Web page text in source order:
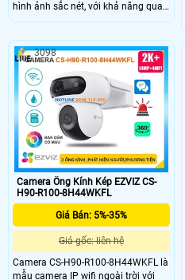
hình ảnh sắc nét, với khả năng quan
sát ban đêm full color tới 30m,
nghệ IP Wifi, không ảnh hưởng đến
chất lượng hình ảnh. Trang bị cân
bằng ánh sáng BLC, giúp cho hình
ảnh luôn sáng rõ dù ở bất kỳ điều
kiện ánh sáng nào
Camera Ống Kính Kép EZVIZ CS-
H90-R100-8H44WKFL
Giá Bán: 5%-35%
Giá gốc: liên hệ
Camera CS-H90-R100-8H44WKFL là
mẫu camera IP wifi ngoài trời với
3098